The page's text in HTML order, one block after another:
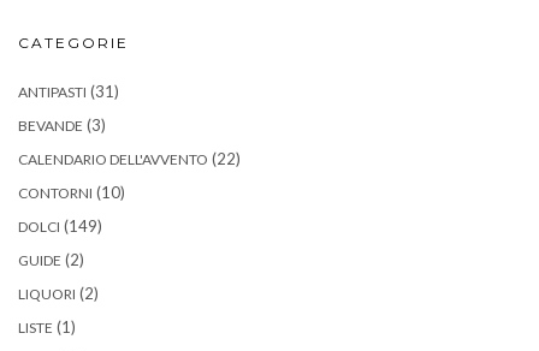
CATEGORIE
ANTIPASTI (31)
BEVANDE (3)
CALENDARIO DELL'AVVENTO (22)
CONTORNI (10)
DOLCI (149)
GUIDE (2)
LIQUORI (2)
LISTE (1)